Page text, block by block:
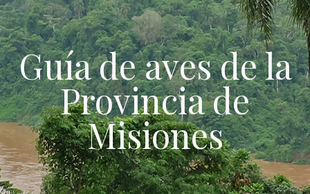
Skip to content
Guía de aves de la
Provincia de
Misiones